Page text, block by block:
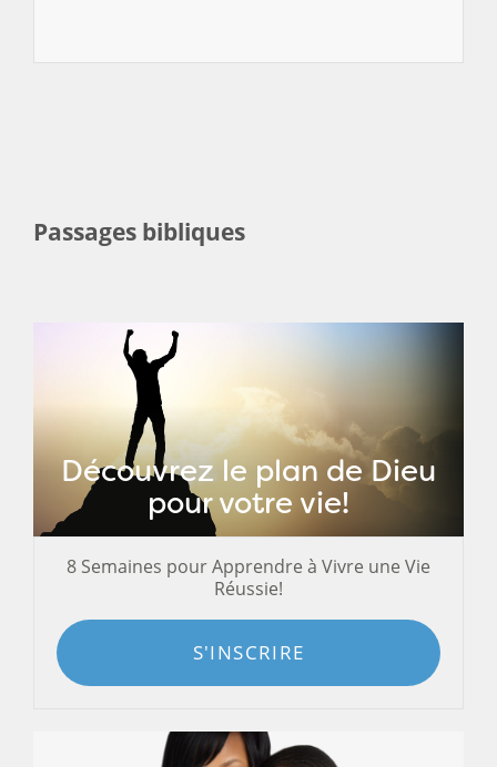
Passages bibliques
Découvrez le plan de Dieu
pour votre vie!
8 Semaines pour Apprendre à Vivre une Vie
Réussie!
S'INSCRIRE